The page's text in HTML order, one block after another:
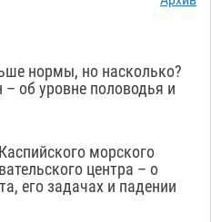
нормы, но насколько?
об уровне половодья и
морского
центра – о
его задачах и падении